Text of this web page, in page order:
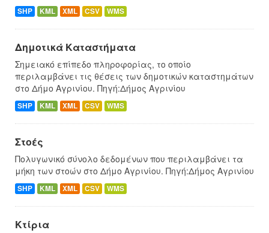
SHP KML XML CSV WMS
Δημοτικά Καταστήματα
Σημειακό επίπεδο πληροφορίας, το οποίο
περιλαμβάνει τις θέσεις των δημοτικών καταστημάτων
στο Δήμο Αγρινίου. Πηγή:Δήμος Αγρινίου
SHP KML XML CSV WMS
Στοές
Πολυγωνικό σύνολο δεδομένων που περιλαμβάνει τα
μήκη των στοών στο Δήμο Αγρινίου. Πηγή:Δήμος Αγρινίου
SHP KML XML CSV WMS
Κτίρια